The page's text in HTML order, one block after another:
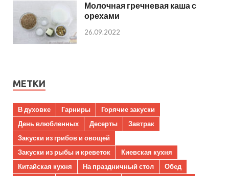
Молочная гречневая каша с
орехами
26.09.2022
МЕТКИ
В духовке Гарниры
Горячие закуски
День влюбленных
Десерты
Завтрак
Закуски из грибов и овощей
Закуски из рыбы и креветок
Киевская кухня
Китайская кухня
На праздничный стол
Обед